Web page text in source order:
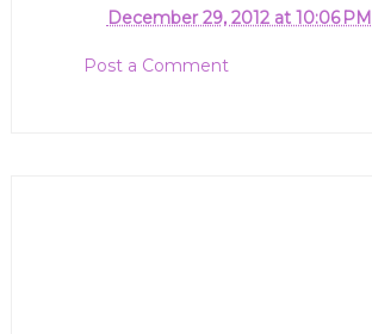
December 29, 2012 at 10:06 PM
Post a Comment